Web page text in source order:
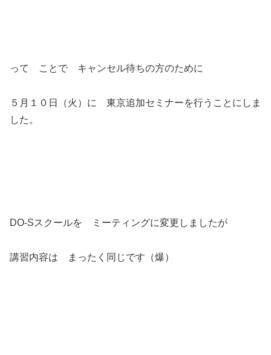
って ことで キャンセル待ちの方のために
５月１０日（火）に 東京追加セミナーを行うことにしま
した。
DO-Sスクールを ミーティングに変更しましたが
講習内容は まったく同じです（爆）